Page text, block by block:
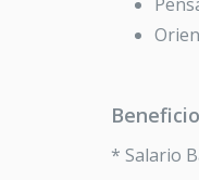
* Salario